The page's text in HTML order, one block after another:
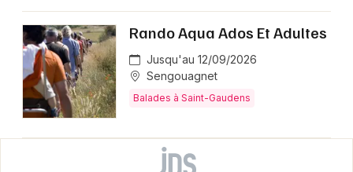
Rando Aqua Ados Et Adultes
Jusqu'au 12/09/2026
Sengouagnet
Balades à Saint-Gaudens